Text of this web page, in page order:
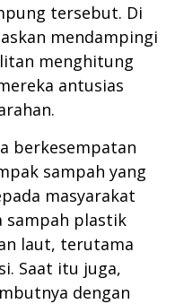
tersebut. Di
mendampingi
menghitung
antusias
berkesempatan
sampah yang
masyarakat
sampah plastik
laut, terutama
Saat itu juga,
dengan